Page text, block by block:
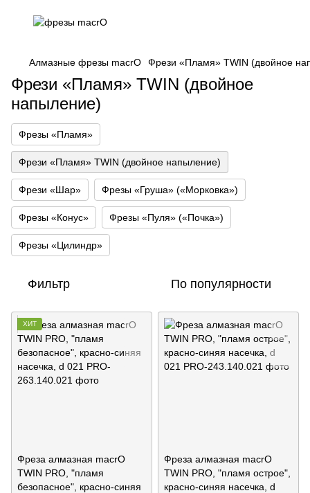
Алмазные фрезы macrO Фрези «Пламя» TWIN (двойное
Фрези «Пламя» TWIN (двойное
напыление)
Фрезы «Пламя»
Фрези «Пламя» TWIN (двойное напыление)
Фрези «Шар» Фрезы «Груша» («Морковка»)
Фрезы «Конус» Фрезы «Пуля» («Почка»)
Фрезы «Цилиндр»
Фильтр По популярности
ХИТ
Фреза алмазная macrO
TWIN PRO, "пламя
безопасное", красно-синяя
Фреза алмазная macrO
TWIN PRO, "пламя острое",
красно-синяя насечка, d